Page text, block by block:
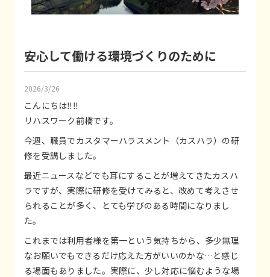
安心して働ける環境づくりのために
2026/3/26
こんにちは‼️‼️
リハスワーク前橋です。
今週、職員でカスタマーハラスメント（カスハラ）の研
修を受講しました。
最近ニュースなどでも耳にすることが増えてきたカスハ
ラですが、実際に研修を受けてみると、改めて考えさせ
られることが多く、とても学びのある時間になりまし
た。
これまでは利用者様を第一という気持ちから、多少無理
なお願いでもできるだけ応えた方がいいのかな…と感じ
る場面もありました。実際に、少し対応に悩むような場